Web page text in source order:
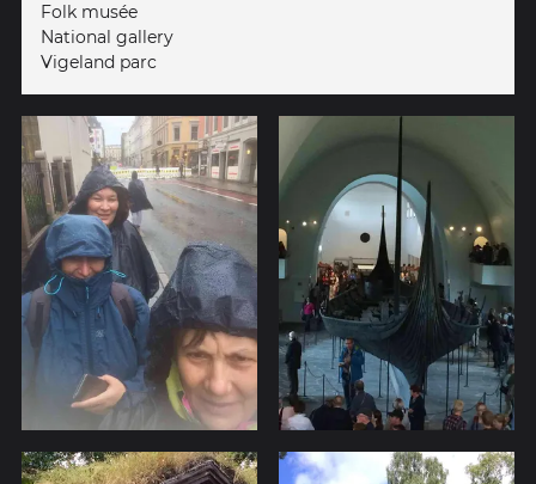
Folk musée
National gallery
Vigeland parc